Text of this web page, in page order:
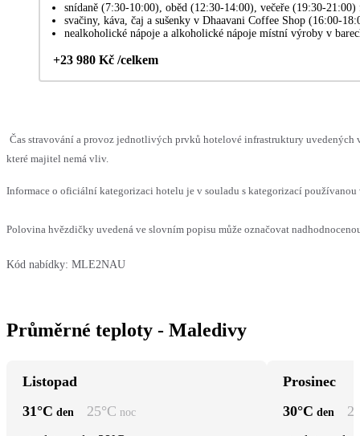
snídaně (7:30-10:00), oběd (12:30-14:00), večeře (19:30-
svačiny, káva, čaj a sušenky v Dhaavani Coffee Shop (16:00-
nealkoholické nápoje a alkoholické nápoje místní výroby v
+23 980 Kč /celkem
Čas stravování a provoz jednotlivých prvků hotelové infrastruktury uvedených
které majitel nemá vliv.
Informace o oficiální kategorizaci hotelu je v souladu s kategorizací
Polovina hvězdičky uvedená ve slovním popisu může označovat
Kód nabídky: MLE2NAU
Průměrné teploty - Maledivy
Listopad
31°C den 25°C noc
Prosinec
30°C den